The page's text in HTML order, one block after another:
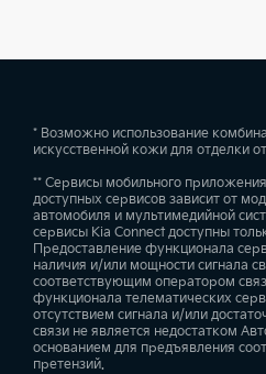
* Возможно использование
искусственной кожи для отделки
** Сервисы мобильного
доступных сервисов зависит от
автомобиля и мультимедийной
сервисы Kia Connect доступны
Предоставление функционала
наличия и/или мощности сигнала
соответствующим оператором
функционала телематических
отсутствием сигнала и/или
связи не является недостатком
основанием для предъявления
претензий.